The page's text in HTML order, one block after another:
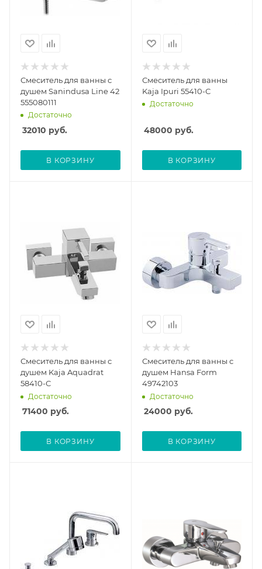
Смеситель для ванны с
душем Sanindusa Line 42
555080111
Достаточно
32010 руб.
В КОРЗИНУ
Смеситель для ванны
Kaja Ipuri 55410-С
Достаточно
48000 руб.
В КОРЗИНУ
Смеситель для ванны с
душем Kaja Aquadrat
58410-С
Достаточно
71400 руб.
В КОРЗИНУ
Смеситель для ванны с
душем Hansa Form
49742103
Достаточно
24000 руб.
В КОРЗИНУ